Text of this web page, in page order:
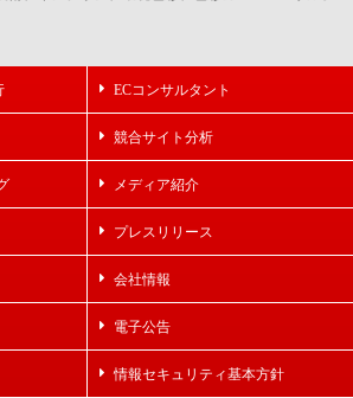
ECコンサルタント
競合サイト分析
メディア紹介
プレスリリース
会社情報
電子公告
情報セキュリティ基本方針